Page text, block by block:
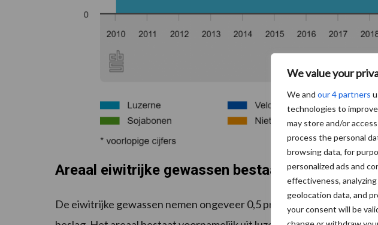
We value your
We and our 4 partners
technologies to
may store and/or
process the personal
browsing data, for
personalized ads and
effectiveness,
geolocation data, and
your consent will be
Areaal eiwitrijke gewassen bestaat vooral uit
De eiwitrijke gewassen nemen ongeveer 0,5 procent van het totale